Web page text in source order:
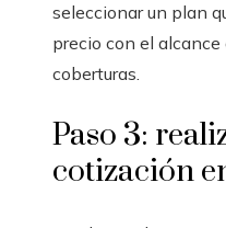
seleccionar un plan
precio con el alcance
coberturas.
Paso 3:
cotización